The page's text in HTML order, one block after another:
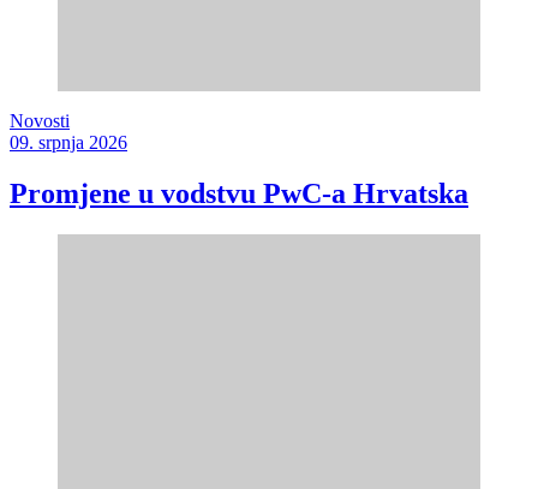
Novosti
09. srpnja 2026
Promjene u vodstvu PwC-a Hrvatska